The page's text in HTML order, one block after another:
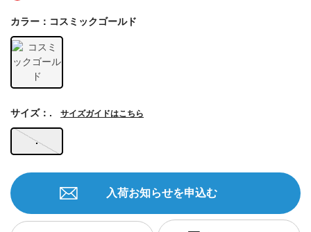
カラー：コスミックゴールド
.
サイズ：. サイズガイドはこちら
入荷お知らせを申込む